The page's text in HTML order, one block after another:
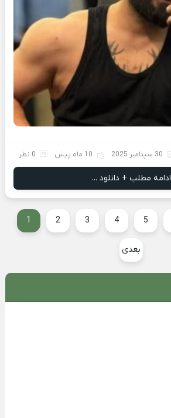
30 سپتامبر 2025 10 ماه پیش 0 نظر
ادامه مطلب + دانلود ...
1 2 3 4 5
بعدی